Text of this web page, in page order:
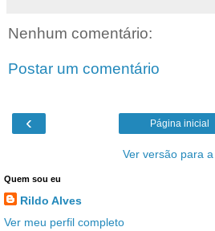
Nenhum comentário:
Postar um comentário
‹ Página inicial
Ver versão para
Quem sou eu
Rildo Alves
Ver meu perfil completo